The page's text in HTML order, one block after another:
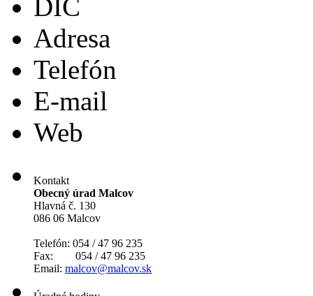
DIČ
Adresa
Telefón
E-mail
Web
Kontakt
Obecný úrad Malcov
Hlavná č. 130
086 06 Malcov
Telefón: 054 / 47 96 235
Fax: 054 / 47 96 235
Email: malcov@malcov.sk